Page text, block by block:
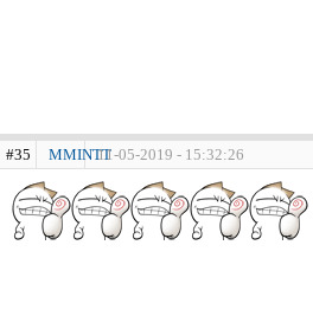
#35 MMINTT11-05-2019 - 15:32:26